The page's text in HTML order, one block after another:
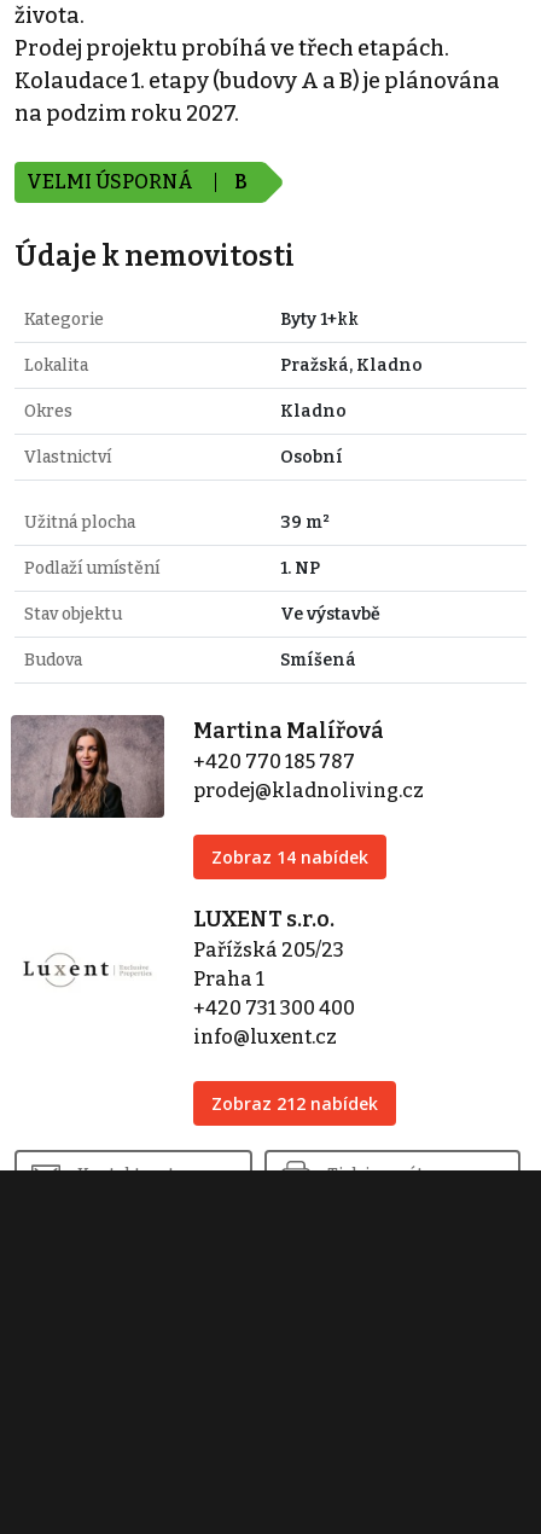
života.
Prodej projektu probíhá ve třech etapách.
Kolaudace 1. etapy (budovy A a B) je plánována
na podzim roku 2027.
VELMI ÚSPORNÁ B
Údaje k nemovitosti
Kategorie Byty 1+kk
Lokalita Pražská, Kladno
Okres Kladno
Vlastnictví Osobní
Užitná plocha 39 m²
Podlaží umístění 1. NP
Stav objektu Ve výstavbě
Budova Smíšená
Martina Malířová
+420 770 185 787
prodej@kladnoliving.cz
Zobraz 14 nabídek
LUXENT s.r.o.
Pařížská 205/23
Praha 1
+420 731 300 400
info@luxent.cz
Zobraz 212 nabídek
Kontaktovat Tisk inzerátu